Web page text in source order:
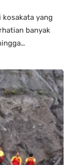
kosakata yang
banyak